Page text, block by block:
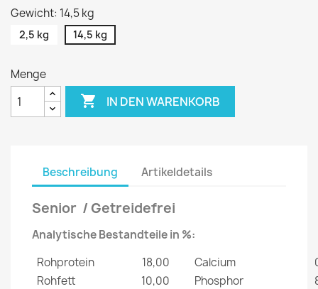
Gewicht: 14,5 kg
2,5 kg 14,5 kg
Menge
 IN DEN WARENKORB
Beschreibung Artikeldetails
Senior / Getreidefrei
Analytische Bestandteile in %:
Rohprotein
18,00 Calcium
Rohfett
10,00 Phosphor